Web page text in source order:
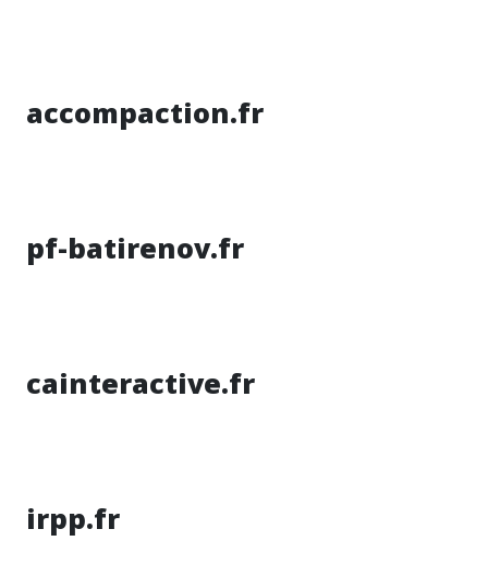
accompaction.fr
pf-batirenov.fr
cainteractive.fr
irpp.fr